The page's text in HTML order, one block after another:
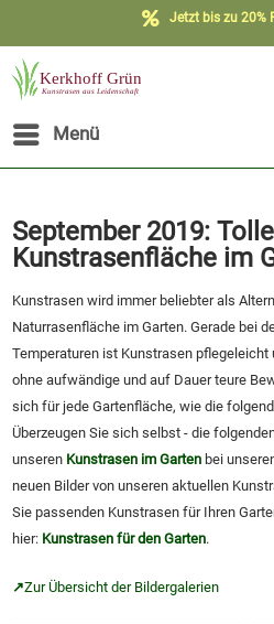
Jetzt bis zu 20%
Menü
September 2019: Tolle
Kunstrasenfläche im
Kunstrasen wird immer beliebter als
Naturrasenfläche im Garten. Gerade bei
Temperaturen ist Kunstrasen pflegeleicht
ohne aufwändige und auf Dauer teure
sich für jede Gartenfläche, wie die
Überzeugen Sie sich selbst - die
unseren Kunstrasen im Garten bei
neuen Bilder von unseren aktuellen
Sie passenden Kunstrasen für Ihren
hier: Kunstrasen für den Garten.
↗Zur Übersicht der Bildergalerien